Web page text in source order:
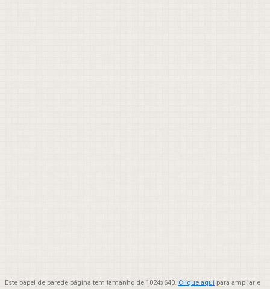
Este papel de parede página tem tamanho de 1024x640. Clique aqui para ampliar e